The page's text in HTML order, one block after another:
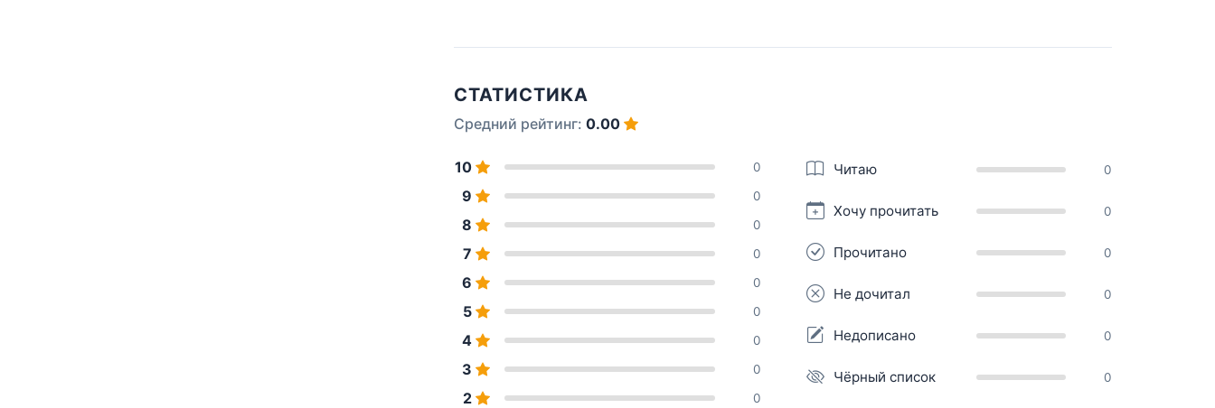
СТАТИСТИКА
Средний рейтинг: 0.00
10 0
9 0
8 0
7 0
6 0
5 0
4 0
3 0
2 0
Читаю 0
Хочу прочитать 0
Прочитано 0
Не дочитал 0
Недописано 0
Чёрный список 0